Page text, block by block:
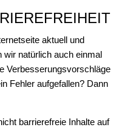
aktuell und
wir natürlich auch einmal
Verbesserungsvorschläge
Fehler aufgefallen? Dann
barrierefreie Inhalte auf